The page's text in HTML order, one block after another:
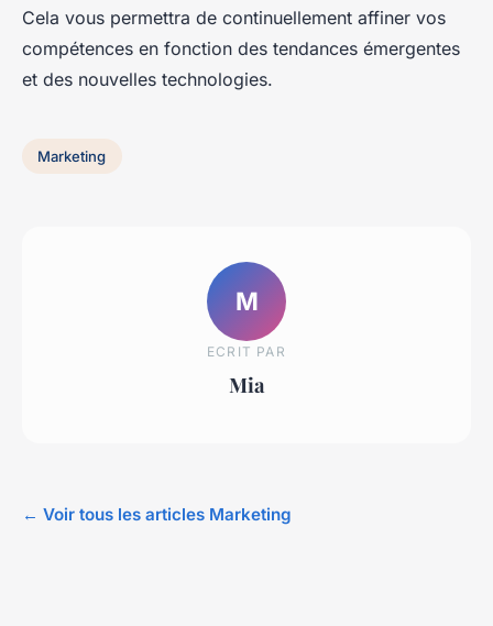
Cela vous permettra de continuellement affiner vos
compétences en fonction des tendances émergentes
et des nouvelles technologies.
Marketing
M
ECRIT PAR
Mia
← Voir tous les articles Marketing